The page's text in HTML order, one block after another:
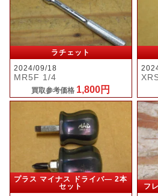
ラチェット
2024/09/18
MR5F 1/4
買取参考価格 1,800円
プラス マイナス ドライバ― 2本
セット
フ